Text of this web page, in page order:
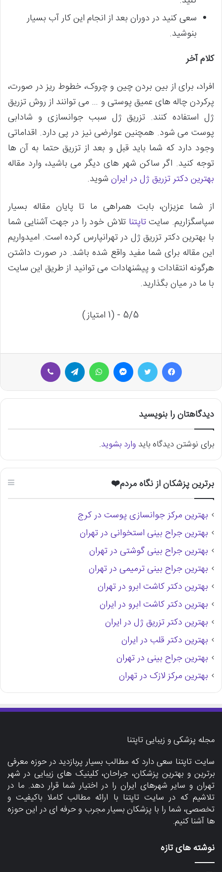
سعی کنید در دوران بعد از انجام این کار آب بسیار
بنوشید.
کلام آخر
افراد، برای از بین بردن چین و چروک، خطوط ریز در صورت،
پرکردن چاله های عمیق پوستی و … می توانند از روش تزریق
ژل استفاده کنند. تزریق ژل سبب جوانسازی و شادابی
پوست می شود. همچنین عوارضی نیز در پی دارد. اقداماتی
وجود دارد که شما باید قبل و بعد از تزریق حتما به آن ها
توجه کنید. اگر ساکن شهر های دیگر می باشید، وارد مقاله
بهترین دکتر تزریق ژل در ایران شوید.
از شما عزیزان، بابت همراهی ما تا پایان مقاله بسیار
سپاسگزاریم. سایتتاپتنا تلاش خود را در جهت آشنایی شما
با بهترین دکتر تزریق ژل در تهرانپارس کرده است. امیدواریم
این مقاله برای شما مفید واقع شده باشد. در صورت داشتن
هرگونه انتقادات و پیشنهادات می توانید از طریق این سایت
با ما در میان بگذارید.
5/5 - (1 امتیاز)
فیسبوک واتس آپ
دیدگاهتان را بنویسید
برای نوشتن دیدگاه باید وارد بشوید.
برترین پزشکان از نگاه مردم❤️
بهترین مرکز جوانسازی پوست در کرج
بهترین جراح بینی استخوانی در تهران
بهترین جراح بینی گوشتی در تهران
بهترین جراح بینی ترمیمی در تهران
بهترین دکتر کاشت ابرو در تهران
بهترین دکتر کاشت ابرو در ایران
بهترین دکتر تزریق ژل در ایران
بهترین دکتر قلب در ایران
بهترین جراح بینی در تهران
بهترین مرکز لازک در تهران
مجله پزشکی و زیبایی تاپتنا
سایت تاپتنا سعی دارد که مطالب بسیار پربازدید در حوزه معرفی
برترین و بهترین پزشکان، جراحان، کلینیک های زیبایی در شهر
تهران و سایر شهرهای ایران را در اختیار شما قرار دهد. ما در
تلاشیم که در سایت تاپتنا با ارائه مطالب کاملا باکیفیت و
تخصصی، شما را با پزشکان بسیار مجرب و حرفه ای در این حوزه
ها آشنا کنیم.
نوشته های تازه